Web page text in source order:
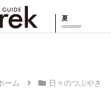
夏
ーム 日々のつぶやき